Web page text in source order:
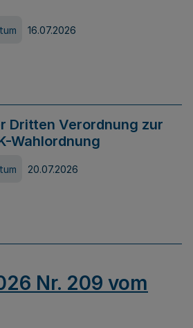
16.07.2026
Dritten Verordnung zur
Wahlordnung
20.07.2026
Nr. 209 vom